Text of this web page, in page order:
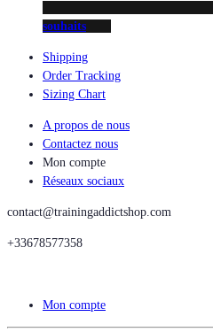
souhaits
Shipping
Order Tracking
Sizing Chart
A propos de nous
Contactez nous
Mon compte
Réseaux sociaux
contact@trainingaddictshop.com
+33678577358
Mon compte